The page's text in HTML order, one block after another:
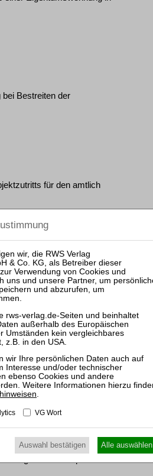
Bestreiten der
für den amtlich
des Bauträgers (verbauter
als
auf einem privaten
.
VG Wort
Auswahl bestätigen Alle auswählen